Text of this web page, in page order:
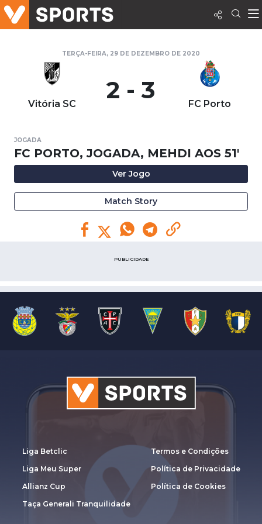
TERÇA-FEIRA, 29 DE DEZEMBRO DE 2020
Vitória SC 2 - 3 FC Porto
JOGADA
FC PORTO, JOGADA, MEHDI AOS 51'
Ver Jogo
Match Story
PUBLICIDADE
Liga Betclic
Liga Meu Super
Allianz Cup
Taça Generali Tranquilidade
Termos e Condições
Política de Privacidade
Política de Cookies